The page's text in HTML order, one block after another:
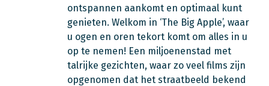
ontspannen aankomt en optimaal kunt
genieten. Welkom in ‘The Big Apple’, waar
u ogen en oren tekort komt om alles in u
op te nemen! Een miljoenenstad met
talrijke gezichten, waar zo veel films zijn
opgenomen dat het straatbeeld bekend